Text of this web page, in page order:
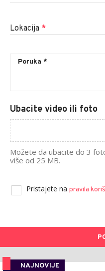
Lokacija *
Ubacite video ili foto
Možete da ubacite do 3
više od 25 MB.
Pristajete na pravila
NAJNOVIJE